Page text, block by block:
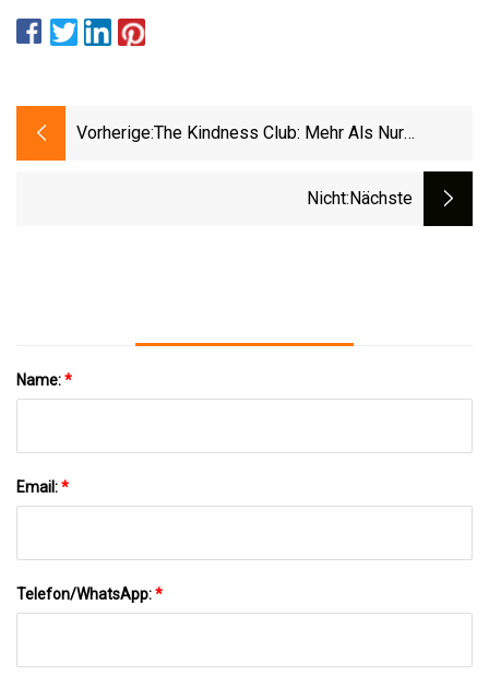
Vorherige:The Kindness Club: Mehr Als Nur
Nicht:nächste
Name:*
Email:*
Telefon/WhatsApp:*